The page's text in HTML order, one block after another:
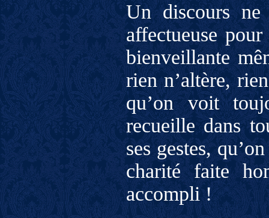
Un discours
affectueuse
bienveillante
rien n’altère,
qu’on voit
recueille dans
ses gestes,
charité faite
accompli !